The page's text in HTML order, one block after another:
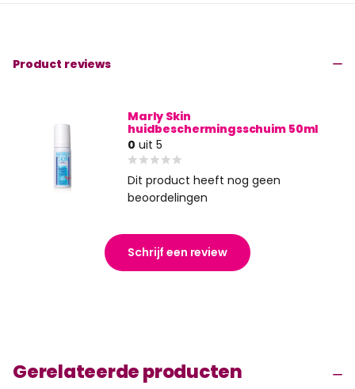
Product reviews
Marly Skin
huidbeschermingsschuim 50ml
0 uit 5
Dit product heeft nog geen
beoordelingen
Schrijf een review
Gerelateerde producten